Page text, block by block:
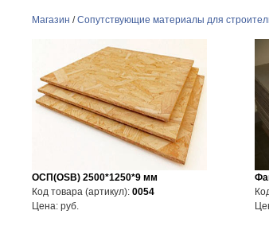
Магазин /Сопутствующие материалы для
ОСП(OSB) 2500*1250*9 мм
Код товара (артикул): 0054
Цена: руб.